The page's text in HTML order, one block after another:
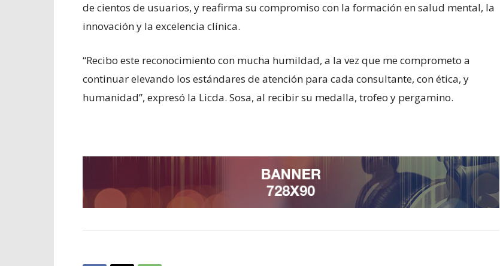
de cientos de usuarios, y reafirma su compromiso con la formación en salud mental, la
innovación y la excelencia clínica.
“Recibo este reconocimiento con mucha humildad, a la vez que me comprometo a
continuar elevando los estándares de atención para cada consultante, con ética, y
humanidad”, expresó la Licda. Sosa, al recibir su medalla, trofeo y pergamino.